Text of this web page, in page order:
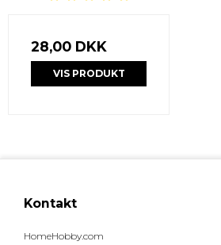
28,00 DKK
VIS PRODUKT
Kontakt
HomeHobby.com